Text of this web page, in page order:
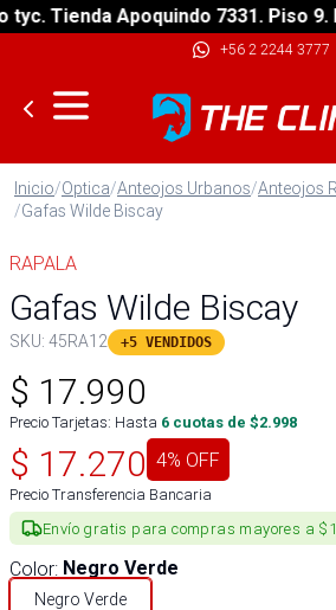
Tienda Apoquindo 7331. Piso 9.
+56 2 2244 3777
Inicio/Optica/Anteojos Urbanos/Anteojos
/Gafas Wilde Biscay
RAPALA
Gafas Wilde Biscay
SKU: 45RA12 +5 VENDIDOS
$ 17.990
Precio Tarjetas: Hasta 6 cuotas de $2.998
$ 17.270 4% OFF
Precio Transferencia Bancaria
Envío gratis para compras mayores a
Color: Negro Verde
Negro Verde